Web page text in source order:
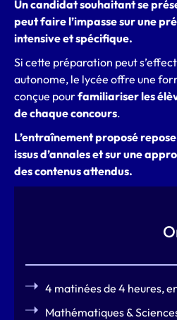
Un candidat souhaitant se
peut faire l’impasse sur une
intensive et spécifique.
Si cette préparation peut
autonome, le lycée offre une
conçue pourfamiliariser les
de chaque concours.
L’entraînement proposé
issus d’annales et sur une
des contenus attendus.
4 matinées de 4 heures,
Mathématiques &